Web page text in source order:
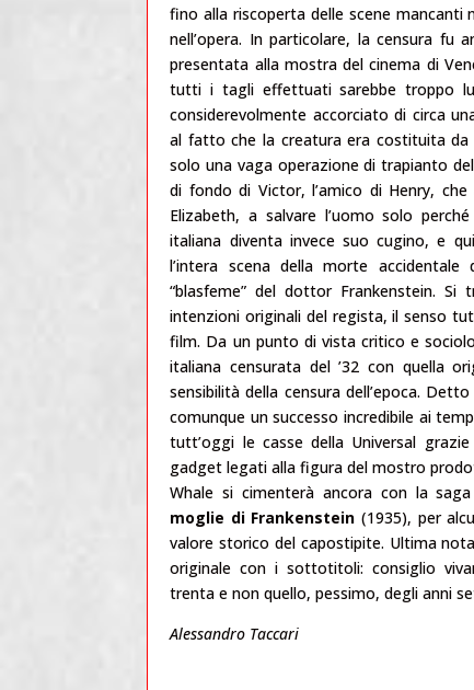
fino alla riscoperta delle scene
nell’opera. In particolare, la censura fu
presentata alla mostra del cinema di
tutti i tagli effettuati sarebbe troppo
considerevolmente accorciato di circa
al fatto che la creatura era costituita
solo una vaga operazione di trapianto
di fondo di Victor, l’amico di Henry,
Elizabeth, a salvare l’uomo solo
italiana diventa invece suo cugino, e
l’intera scena della morte
“blasfeme” del dottor Frankenstein.
intenzioni originali del regista, il senso
film. Da un punto di vista critico e
italiana censurata del ’32 con quella
sensibilità della censura dell’epoca.
comunque un successo incredibile ai
tutt’oggi le casse della Universal
gadget legati alla figura del mostro
Whale si cimenterà ancora con la
moglie di Frankenstein (1935), per
valore storico del capostipite. Ultima
originale con i sottotitoli: consiglio
trenta e non quello, pessimo, degli anni
Alessandro Taccari